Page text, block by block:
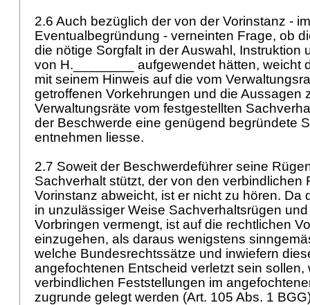
2.6 Auch bezüglich der von der Vorinstanz -
Eventualbegründung - verneinten Frage, ob
die nötige Sorgfalt in der Auswahl, Instruktion
von H.________ aufgewendet hätten, weicht
mit seinem Hinweis auf die vom
getroffenen Vorkehrungen und die Aussagen
Verwaltungsräte vom festgestellten
der Beschwerde eine genügend begründete
entnehmen liesse.
2.7 Soweit der Beschwerdeführer seine
Sachverhalt stützt, der von den verbindlichen
Vorinstanz abweicht, ist er nicht zu hören. Da
in unzulässiger Weise Sachverhaltsrügen
Vorbringen vermengt, ist auf die rechtlichen
einzugehen, als daraus wenigstens
welche Bundesrechtssätze und inwiefern
angefochtenen Entscheid verletzt sein sollen,
verbindlichen Feststellungen im
zugrunde gelegt werden (Art. 105 Abs. 1 BGG